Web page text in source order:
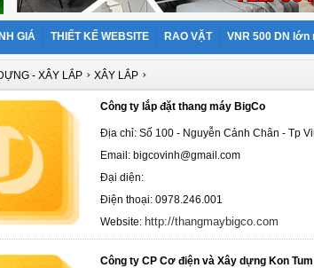
GIÁ THIẾT KẾ WEBSITE RAO VẶT VNR 500 DN lớn
- XÂY LẮP› XÂY LẮP›
Công ty lắp đặt thang máy BigCo
Địa chỉ: Số 100 - Nguyễn Cảnh Chân - Tp
Email: bigcovinh@gmail.com
Đại diện:
Điện thoại: 0978.246.001
Website: http://thangmaybigco.com
Công ty CP Cơ điện và Xây dựng Kon Tum